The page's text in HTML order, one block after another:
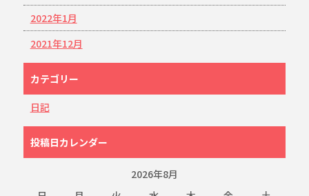
2022年1月
2021年12月
カテゴリー
日記
投稿日カレンダー
2026年8月